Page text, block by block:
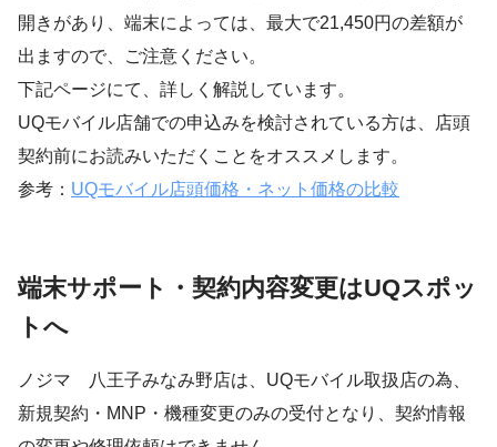
開きがあり、端末によっては、最大で21,450円の差額が
出ますので、ご注意ください。
下記ページにて、詳しく解説しています。
UQモバイル店舗での申込みを検討されている方は、店頭
契約前にお読みいただくことをオススメします。
参考： UQモバイル店頭価格・ネット価格の比較
端末サポート・契約内容変更はUQスポッ
トへ
ノジマ 八王子みなみ野店は、UQモバイル取扱店の為、
新規契約・MNP・機種変更のみの受付となり、契約情報